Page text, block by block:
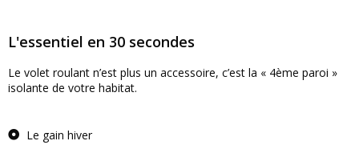
L'essentiel en 30 secondes
Le volet roulant n’est plus un accessoire, c’est la « 4ème paroi »
isolante de votre habitat.
Le gain hiver